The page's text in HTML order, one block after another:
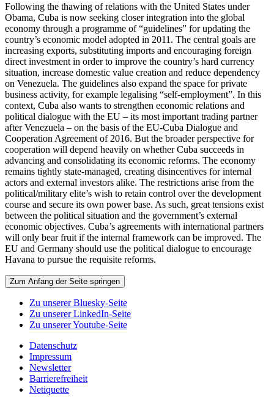
Following the thawing of relations with the United States under
Obama, Cuba is now seeking closer integration into the global
economy through a programme of “guidelines” for updating the
country’s economic model adopted in 2011. The central goals are
increasing exports, substituting imports and encouraging foreign
direct investment in order to improve the country’s hard currency
situation, increase domestic value creation and reduce dependency
on Venezuela. The guidelines also expand the space for private
business activity, for example legalising “self-employment”. In this
context, Cuba also wants to strengthen economic relations and
political dialogue with the EU – its most important trading partner
after Venezuela – on the basis of the EU-Cuba Dialogue and
Cooperation Agreement of 2016. But the broader perspective for
cooperation will depend heavily on whether Cuba succeeds in
advancing and consolidating its economic reforms. The economy
remains tightly state-managed, creating disincentives for internal
actors and external investors alike. The restrictions arise from the
political/military elite’s wish to retain control over the development
course and secure its own power base. As such, great tensions exist
between the political situation and the government’s external
economic objectives. Cuba’s agreements with international partners
will only bear fruit if the internal framework can be improved. The
EU and Germany should use the political dialogue to encourage
Havana to pursue the requisite reforms.
Zum Anfang der Seite springen
Zu unserer Bluesky-Seite
Zu unserer LinkedIn-Seite
Zu unserer Youtube-Seite
Datenschutz
Impressum
Newsletter
Barrierefreiheit
Netiquette